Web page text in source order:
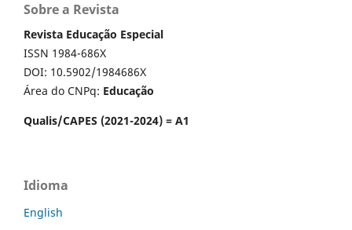
Sobre a Revista
Revista Educação Especial
ISSN 1984-686X
DOI: 10.5902/1984686X
Área do CNPq: Educação
Qualis/CAPES (2021-2024) = A1
Idioma
English